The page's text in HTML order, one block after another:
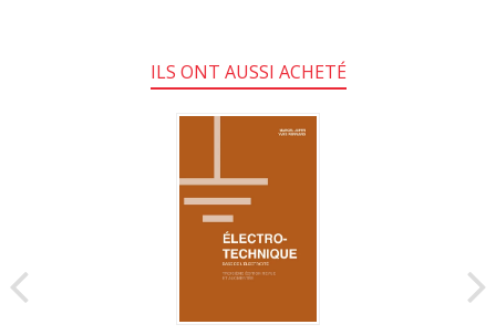
ILS ONT AUSSI ACHETÉ